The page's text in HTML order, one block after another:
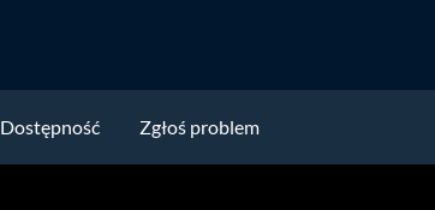
Dostępność Zgłoś problem